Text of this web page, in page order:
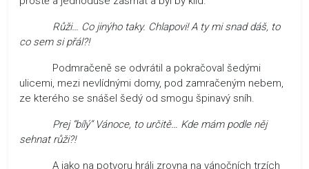
Růži… Co jinýho taky. Chlapovi! A ty mi snad dáš, to
co sem si přál?!
Podmračeně se odvrátil a pokračoval šedými
ulicemi, mezi nevlídnými domy, pod zamračeným nebem,
ze kterého se snášel šedý od smogu špinavý sníh.
Prej “bílý“ Vánoce, to určitě… Kde mám podle něj
sehnat růži?!
A jako na potvoru hráli zrovna na vánočních trzích